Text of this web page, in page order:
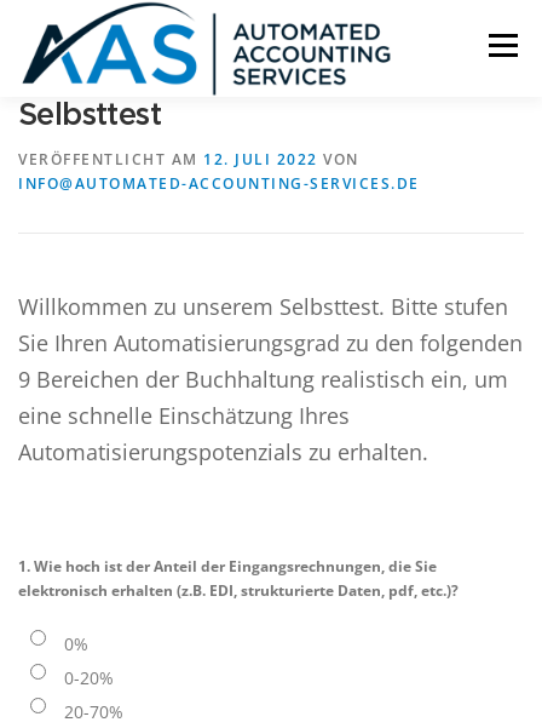
springen
Menü
Selbsttest
VERÖFFENTLICHT AM 12. JULI 2022 VON
INFO@AUTOMATED-ACCOUNTING-SERVICES.DE
Willkommen zu unserem Selbsttest. Bitte stufen
Sie Ihren Automatisierungsgrad zu den folgenden
9 Bereichen der Buchhaltung realistisch ein, um
eine schnelle Einschätzung Ihres
Automatisierungspotenzials zu erhalten.
1. Wie hoch ist der Anteil der Eingangsrechnungen, die Sie
elektronisch erhalten (z.B. EDI, strukturierte Daten, pdf, etc.)?
0%
0-20%
20-70%